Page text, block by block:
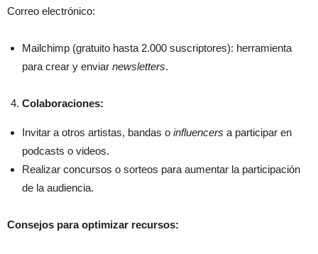
Correo electrónico:
Mailchimp (gratuito hasta 2.000 suscriptores): herramienta
para crear y enviar newsletters.
Colaboraciones:
Invitar a otros artistas, bandas o influencers a participar en
podcasts o videos.
Realizar concursos o sorteos para aumentar la participación
de la audiencia.
Consejos para optimizar recursos: